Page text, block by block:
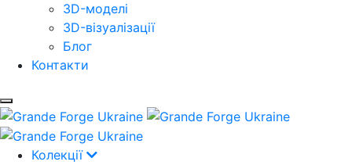
3D-моделі
3D-візуалізації
Блог
Контакти
Колекції